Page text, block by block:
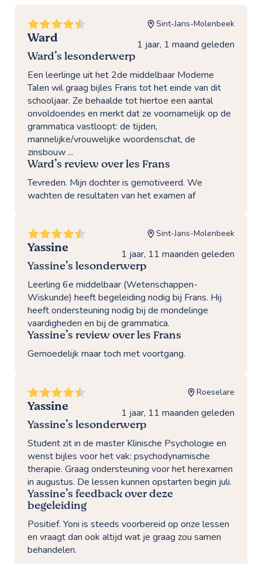
Ward
Sint-Jans-Molenbeek
1 jaar, 1 maand geleden
Ward’s lesonderwerp
Een leerlinge uit het 2de middelbaar Moderne
Talen wil graag bijles Frans tot het einde van dit
schooljaar. Ze behaalde tot hiertoe een aantal
onvoldoendes en merkt dat ze voornamelijk op de
grammatica vastloopt: de tijden,
mannelijke/vrouwelijke woordenschat, de
zinsbouw ...
Ward’s review over les Frans
Tevreden. Mijn dochter is gemotiveerd. We
wachten de resultaten van het examen af
Yassine
Sint-Jans-Molenbeek
1 jaar, 11 maanden geleden
Yassine’s lesonderwerp
Leerling 6e middelbaar (Wetenschappen-
Wiskunde) heeft begeleiding nodig bij Frans. Hij
heeft ondersteuning nodig bij de mondelinge
vaardigheden en bij de grammatica.
Yassine’s review over les Frans
Gemoedelijk maar toch met voortgang.
Yassine
Roeselare
1 jaar, 11 maanden geleden
Yassine’s lesonderwerp
Student zit in de master Klinische Psychologie en
wenst bijles voor het vak: psychodynamische
therapie. Graag ondersteuning voor het herexamen
in augustus. De lessen kunnen opstarten begin juli.
Yassine’s feedback over deze
begeleiding
Positief. Yoni is steeds voorbereid op onze lessen
en vraagt dan ook altijd wat je graag zou samen
behandelen.